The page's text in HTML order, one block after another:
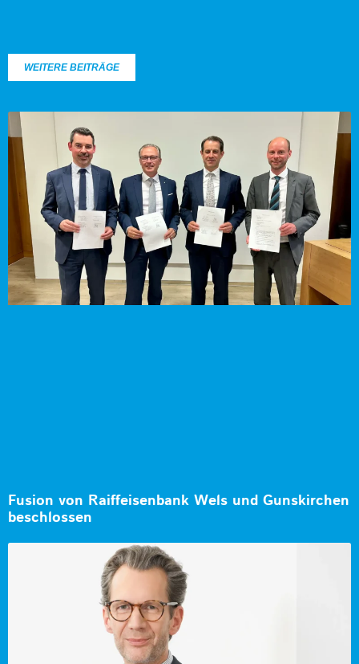
WEITERE BEITRÄGE
Fusion von Raiffeisenbank Wels und Gunskirchen
beschlossen